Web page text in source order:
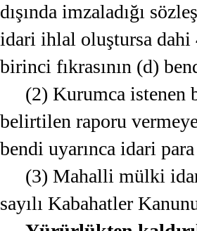
dışında imzaladığı
idari ihlal oluştursa dahi
birinci fıkrasının (d)
(2) Kurumca istenen
belirtilen raporu
bendi uyarınca idari
(3) Mahalli mülki
sayılı Kabahatler